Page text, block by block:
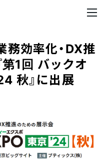
効率化・DX推
1回 バックオ
秋』に出展